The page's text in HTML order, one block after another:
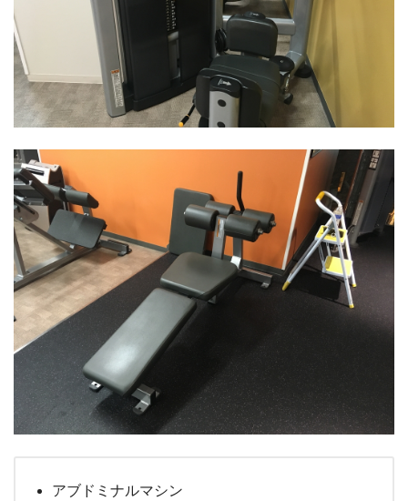
アブドミナルマシン